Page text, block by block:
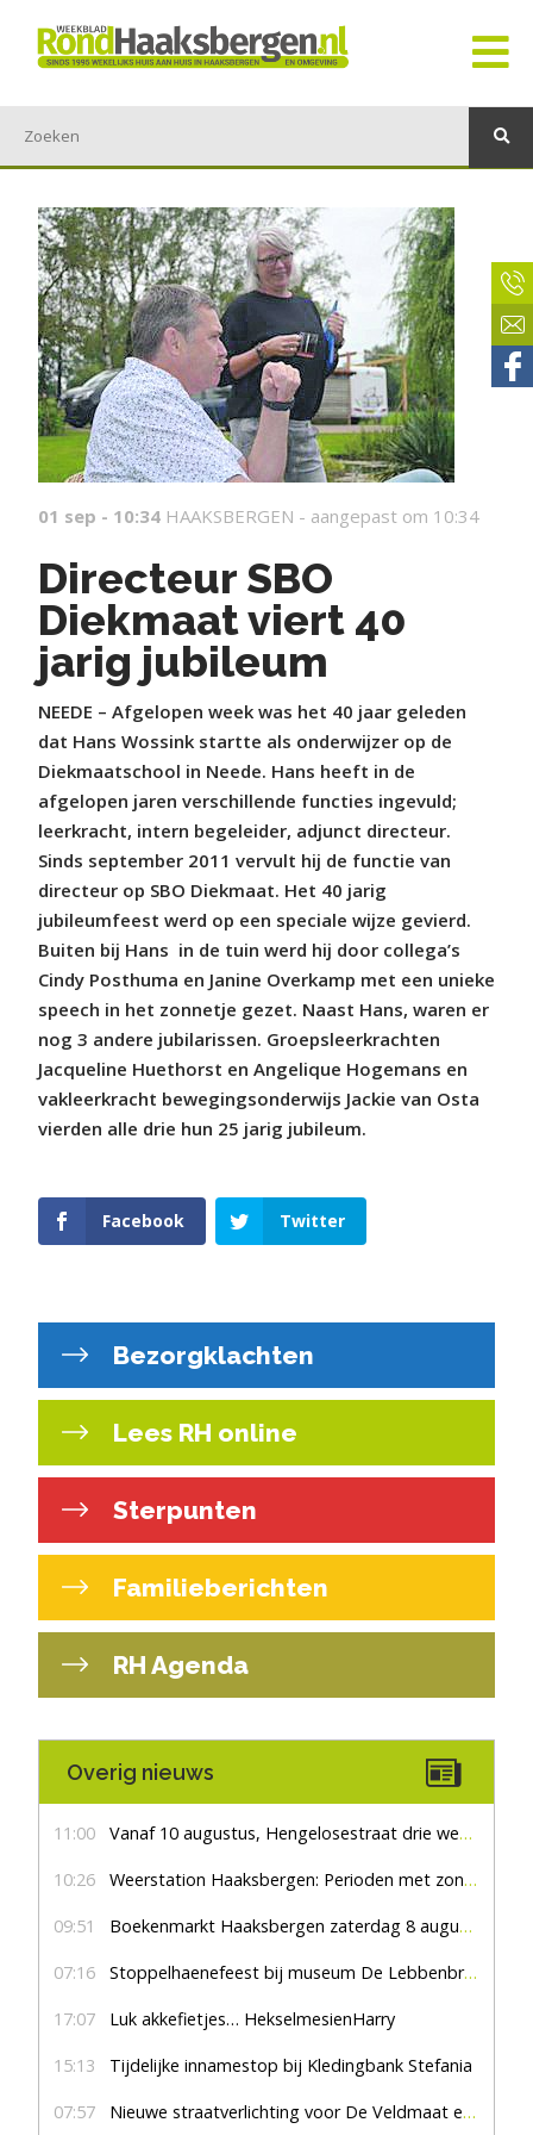
01 sep - 10:34 HAAKSBERGEN - aangepast om 10:34
Directeur SBO
Diekmaat viert 40
jarig jubileum
NEEDE – Afgelopen week was het 40 jaar geleden
dat Hans Wossink startte als onderwijzer op de
Diekmaatschool in Neede. Hans heeft in de
afgelopen jaren verschillende functies ingevuld;
leerkracht, intern begeleider, adjunct directeur.
Sinds september 2011 vervult hij de functie van
directeur op SBO Diekmaat. Het 40 jarig
jubileumfeest werd op een speciale wijze gevierd.
Buiten bij Hans in de tuin werd hij door collega’s
Cindy Posthuma en Janine Overkamp met een unieke
speech in het zonnetje gezet. Naast Hans, waren er
nog 3 andere jubilarissen. Groepsleerkrachten
Jacqueline Huethorst en Angelique Hogemans en
vakleerkracht bewegingsonderwijs Jackie van Osta
vierden alle drie hun 25 jarig jubileum.
Facebook Twitter
Bezorgklachten
Lees RH online
Sterpunten
Familieberichten
RH Agenda
Overig nieuws
11:00 Vanaf 10 augustus, Hengelosestraat drie weken dicht voor doorgaand verkeer
10:26 Weerstation Haaksbergen: Perioden met zon en droog
09:51 Boekenmarkt Haaksbergen zaterdag 8 augustus, marktplein Haaksbergen
07:16 Stoppelhaenefeest bij museum De Lebbenbrugge
17:07 Luk akkefietjes… HekselmesienHarry
15:13 Tijdelijke innamestop bij Kledingbank Stefania
07:57 Nieuwe straatverlichting voor De Veldmaat en De Pas